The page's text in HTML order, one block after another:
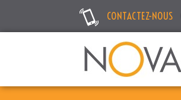
CONTACTEZ-NOUS